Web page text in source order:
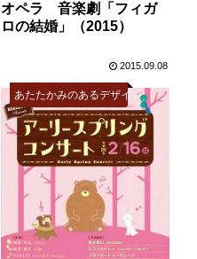
オペラ 音楽劇「フィガ
ロの結婚」（2015）
2015.09.08
あたたかみのあるデザイン